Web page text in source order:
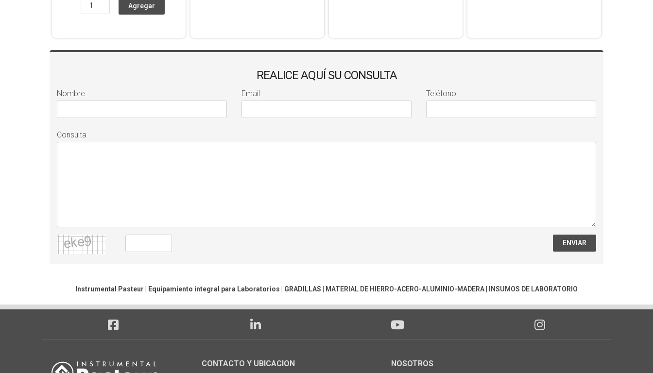
REALICE AQUÍ SU CONSULTA
Nombre Email Teléfono
Consulta
ENVIAR
Instrumental Pasteur | Equipamiento integral para Laboratorios | GRADILLAS MATERIAL DE HIERRO-ACERO-ALUMINIO-MADERA INSUMOS DE LABORATORIO
CONTACTO Y UBICACION NOSOTROS